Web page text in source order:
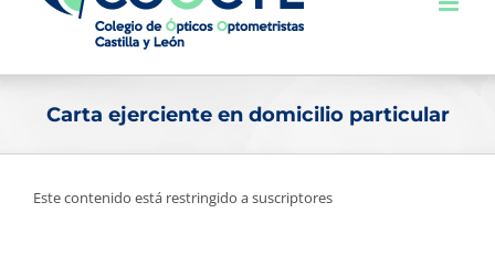
Carta ejerciente en domicilio particular
Este contenido está restringido a suscriptores